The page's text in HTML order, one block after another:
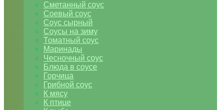
Сметанный соус
Соевый соус
Соус сырный
Соусы на зиму
Томатный соус
Маринады
Чесночный соус
Блюда в соусе
Горчица
Грибной соус
К мясу
К птице